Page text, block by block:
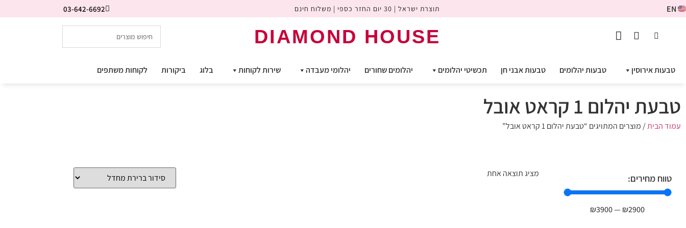
EN תוצרת ישראל | 30 יום החזר כספי | משלוח חינם 03-642-6692
DIAMOND HOUSE
טבעות אירוסין טבעות יהלומים טבעות אבני חן תכשיטי יהלומים יהלומים שחורים יהלומי מעבדה שירות לקוחות בלוג ביקורות לקוחות משתפים
טבעת יהלום 1 קראט אובל
עמוד הבית/ מוצרים המתויגים “טבעת יהלום 1 קראט אובל”
טווח מחירים:
₪2900
—
₪3900
מציג תוצאה אחת